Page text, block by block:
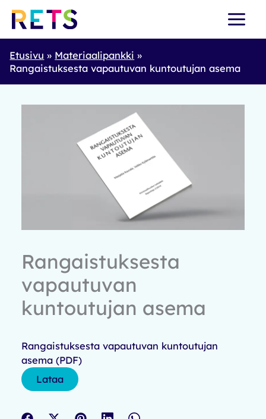
Skip
Etusivu
Materiaalipankki
Rangaistuksesta vapautuvan kuntoutujan asema
Rangaistuksesta
vapautuvan
kuntoutujan asema
Rangaistuksesta vapautuvan kuntoutujan
asema (PDF)
Lataa